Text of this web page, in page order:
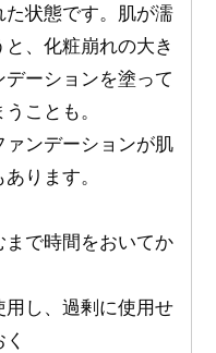
た状態です。肌が濡
、化粧崩れの大き
ーションを塗って
ことも。
ァンデーションが肌
ります。
まで時間をおいてか
用し、過剰に使用せ